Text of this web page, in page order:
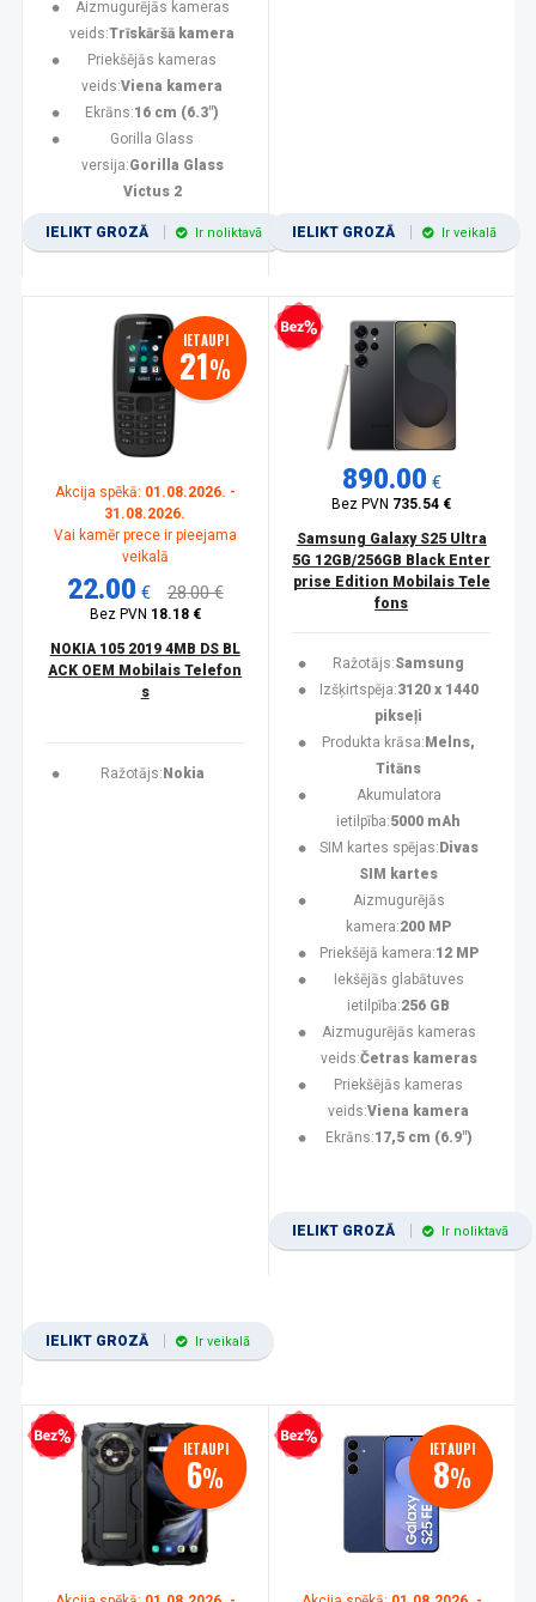
Aizmugurējās kameras
veids:Trīskāršā kamera
Priekšējās kameras
veids:Viena kamera
Ekrāns:16 cm (6.3")
Gorilla Glass
versija:Gorilla Glass
Victus 2
IELIKT GROZĀ Ir noliktavā IELIKT GROZĀ Ir veikalā
IETAUPI
21%
Akcija spēkā: 01.08.2026. -
31.08.2026.
Vai kamēr prece ir pieejama
veikalā
22.00 € 28.00 €
Bez PVN 18.18 €
NOKIA 105 2019 4MB DS BL
ACK OEM Mobilais Telefon
s
Ražotājs: Nokia
IELIKT GROZĀ Ir veikalā
Bezprocentu kredīts
890.00 €
Bez PVN 735.54 €
Samsung Galaxy S25 Ultra
5G 12GB/256GB Black Enter
prise Edition Mobilais Tele
fons
Ražotājs:Samsung
Izšķirtspēja:3120 x 1440
pikseļi
Produkta krāsa: Melns,
Titāns
Akumulatora
ietilpība:5000 mAh
SIM kartes spējas: Divas
SIM kartes
Aizmugurējās
kamera:200 MP
Priekšējā kamera:12 MP
Iekšējās glabātuves
ietilpība:256 GB
Aizmugurējās kameras
veids:Četras kameras
Priekšējās kameras
veids:Viena kamera
Ekrāns:17,5 cm (6.9")
IELIKT GROZĀ Ir noliktavā
kredīts IETAUPI
6%
Bezprocentu kredīts IETAUPI
8%